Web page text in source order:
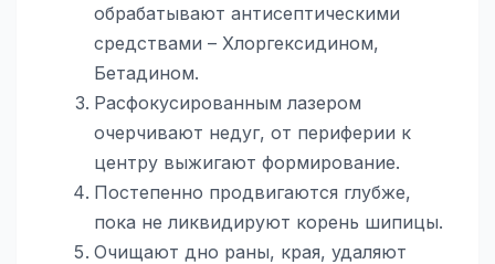
обрабатывают антисептическими
средствами – Хлоргексидином,
Бетадином.
Расфокусированным лазером
очерчивают недуг, от периферии к
центру выжигают формирование.
Постепенно продвигаются глубже,
пока не ликвидируют корень шипицы.
Очищают дно раны, края, удаляют